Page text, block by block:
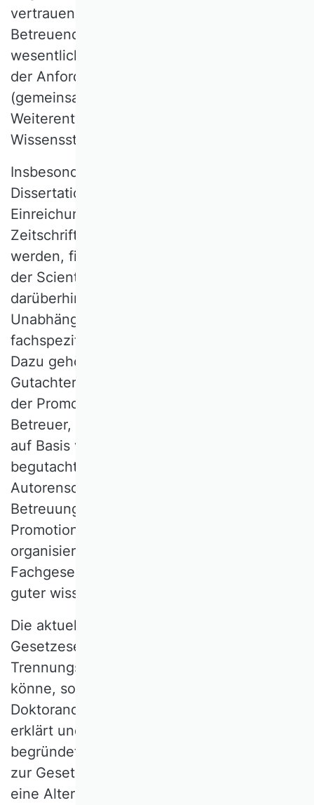
vertrauensvolle Zusammenarbeit zwischen
Betreuenden und Promovierenden ist
wesentlich für die erfolgreiche Umsetzung
der Anforderungen auch in der
(gemeinsamen) Forschung und zur
Weiterentwicklung des aktuellen
Wissensstands.
Insbesondere wenn Inhalte, die in die
Dissertation einfließen, bereits als
Einreichungen bei Konferenzen und
Zeitschriften begutachtet und veröffentlicht
werden, findet eine Qualitätssicherung in
der Scientific Community statt. Die
darüberhinausgehende Sicherung der
Unabhängigkeit der Begutachtung ist von
fachspezifischen Parametern abhängig.
Dazu gehören zum Beispiel die Anzahl der
Gutachterinnen und Gutachter, die Anzahl
der Promovierenden pro Betreuerin bzw.
Betreuer, die Art der Promotion (kumulativ
auf Basis von Veröffentlichungen in
begutachteten Zeitschriften sowie in Co-
Autorenschaften, oder als Monografie),
Betreuungsausschüsse oder das Berufsziel.
Promotionsverfahren sollten fachintern
organisiert sein und den von
Fachgesellschaften entwickelten Standards
guter wissenschaftlicher Praxis folgen.
Die aktuelle Formulierung im
Gesetzesentwurf, dass von der
Trennungsvorschrift abgewichen werden
könne, sofern die Doktorandin oder der
Doktorand einen entsprechenden Wunsch
erklärt und das Vorliegen eines besonders
begründeten Ausnahmefalls darlegt, lädt
zur Gesetzesumgehung ein. Wir schlagen
eine Alternative vor: